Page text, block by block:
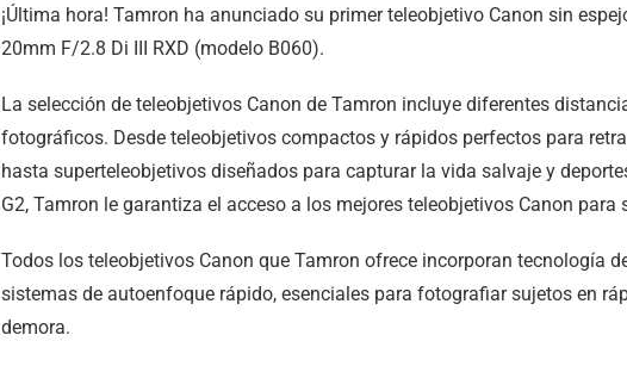
¡Última hora! Tamron ha anunciado su primer teleobjetivo Canon sin
20mm F/2.8 Di III RXD (modelo B060).
La selección de teleobjetivos Canon de Tamron incluye diferentes
fotográficos. Desde teleobjetivos compactos y rápidos perfectos para
hasta superteleobjetivos diseñados para capturar la vida salvaje y
G2, Tamron le garantiza el acceso a los mejores teleobjetivos Canon para
Todos los teleobjetivos Canon que Tamron ofrece incorporan tecnología
sistemas de autoenfoque rápido, esenciales para fotografiar sujetos en
demora.